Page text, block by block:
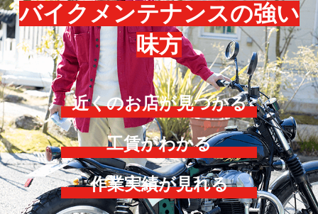
バイクメンテナンスの強い
味方
近くのお店が見つかる
工賃がわかる
作業実績が見れる